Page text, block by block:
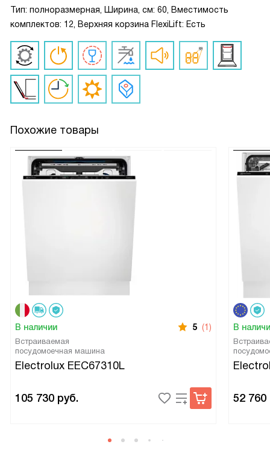
Тип: полноразмерная, Ширина, см: 60, Вместимость
комплектов: 12, Верхняя корзина FlexiLift: Есть
Похожие товары
В наличии 5 (1)
Встраиваемая
посудомоечная машина
Electrolux EEC67310L
105 730 руб.
В
52 760